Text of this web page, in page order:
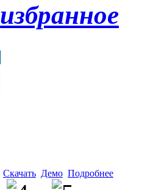
Скачать Демо Подробнее